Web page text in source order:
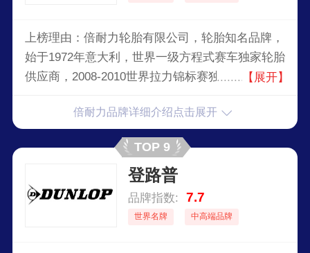
上榜理由：倍耐力轮胎有限公司，轮胎知名品牌，
始于1972年意大利，世界一级方程式赛车独家轮胎
供应商，2008-2010世界拉力锦标赛独家轮胎供应
赛赞助商，世界享有盛名的轮胎公司之一，现为中
【展开】
倍耐力品牌详细介绍点击展开
TOP 9
登路普
品牌指数: 7.7
世界名牌 中高端品牌